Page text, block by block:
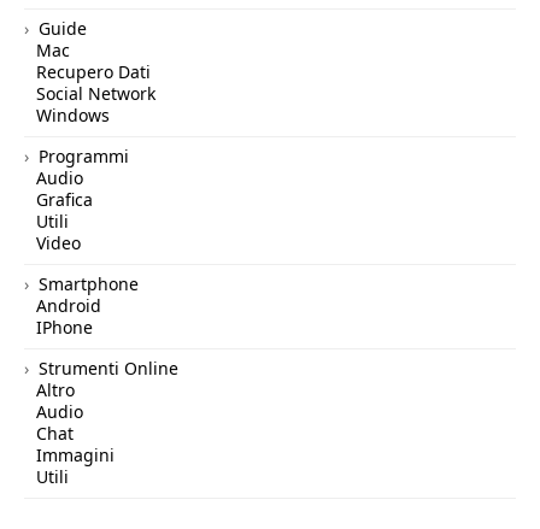
Guide
Mac
Recupero Dati
Social Network
Windows
Programmi
Audio
Grafica
Utili
Video
Smartphone
Android
IPhone
Strumenti Online
Altro
Audio
Chat
Immagini
Utili